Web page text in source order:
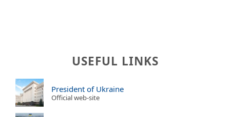
USEFUL LINKS
President of Ukraine
Official web-site